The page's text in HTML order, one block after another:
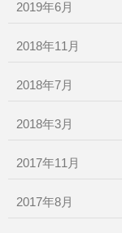
2019年6月
2018年11月
2018年7月
2018年3月
2017年11月
2017年8月